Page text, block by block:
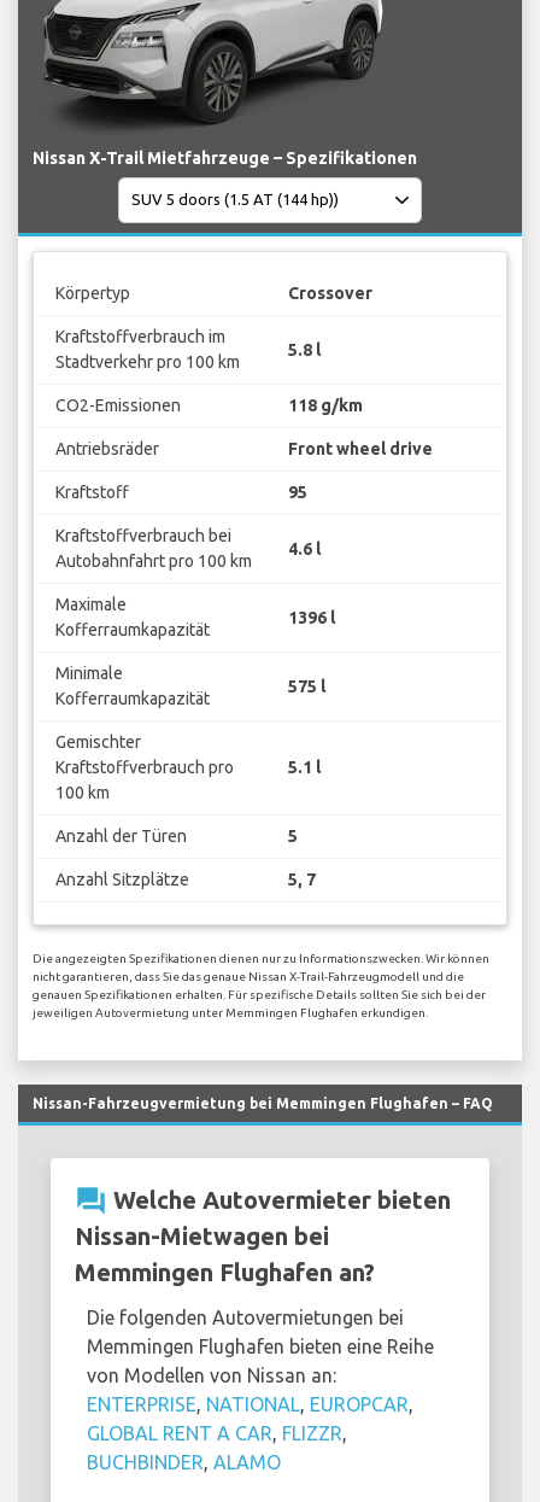
Nissan X-Trail Mietfahrzeuge – Spezifikationen
Körpertyp Crossover
Kraftstoffverbrauch im
Stadtverkehr pro 100 km
5.8 l
CO2-Emissionen 118 g/km
Antriebsräder Front wheel drive
Kraftstoff 95
Kraftstoffverbrauch bei
Autobahnfahrt pro 100 km
4.6 l
Maximale
Kofferraumkapazität
1396 l
Minimale
Kofferraumkapazität
575 l
Gemischter
Kraftstoffverbrauch pro
100 km
5.1 l
Anzahl der Türen 5
Anzahl Sitzplätze 5, 7
Die angezeigten Spezifikationen dienen nur zu Informationszwecken. Wir können
nicht garantieren, dass Sie das genaue Nissan X-Trail-Fahrzeugmodell und die
genauen Spezifikationen erhalten. Für spezifische Details sollten Sie sich bei der
jeweiligen Autovermietung unter Memmingen Flughafen erkundigen.
Nissan-Fahrzeugvermietung bei Memmingen Flughafen – FAQ
question_answer Welche Autovermieter bieten
Nissan-Mietwagen bei
Memmingen Flughafen an?
Die folgenden Autovermietungen bei
Memmingen Flughafen bieten eine Reihe
von Modellen von Nissan an:
ENTERPRISE NATIONAL EUROPCAR
GLOBAL RENT A CAR FLIZZR
BUCHBINDER ALAMO